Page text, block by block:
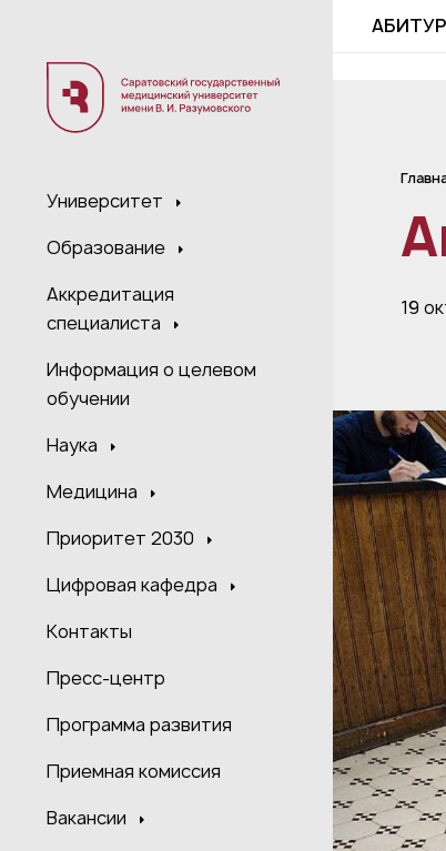
Университет
Образование
Аккредитация
специалиста
Информация о целевом
обучении
Наука
Медицина
Приоритет 2030
Цифровая кафедра
Контакты
Пресс-центр
Программа развития
Приемная комиссия
Вакансии
19